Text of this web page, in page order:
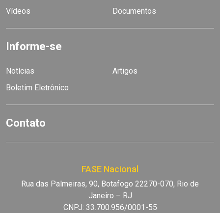
Vídeos
Documentos
Informe-se
Notícias
Artigos
Boletim Eletrônico
Contato
FASE Nacional
Rua das Palmeiras, 90, Botafogo 22270-070, Rio de
Janeiro – RJ
CNPJ: 33.700.956/0001-55